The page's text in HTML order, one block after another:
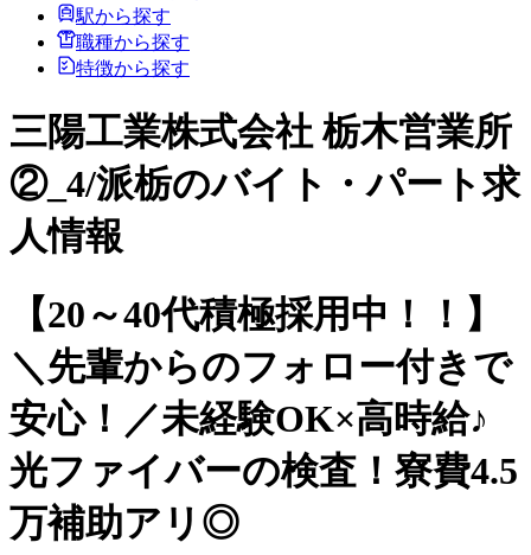
駅から探す
職種から探す
特徴から探す
三陽工業株式会社 栃木営業所
②_4/派栃のバイト・パート求
人情報
【20～40代積極採用中！！】
＼先輩からのフォロー付きで
安心！／未経験OK×高時給♪
光ファイバーの検査！寮費4.5
万補助アリ◎